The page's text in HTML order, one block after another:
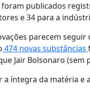
publicados
e 34 para a
parecem
474 novas substâncias
Jair Bolsonaro
a íntegra da matéria e